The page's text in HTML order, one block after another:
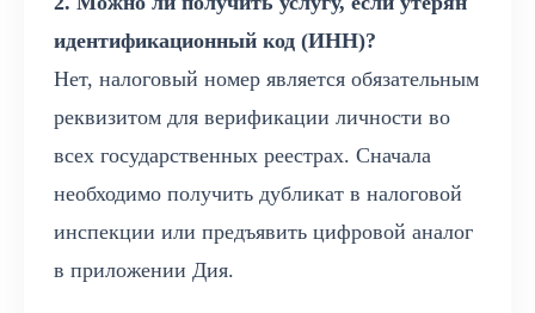
идентификационный код (ИНН)?
Нет, налоговый номер является обязательным
реквизитом для верификации личности во
всех государственных реестрах. Сначала
необходимо получить дубликат в налоговой
инспекции или предъявить цифровой аналог
в приложении Дия.